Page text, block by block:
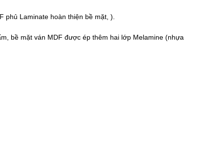
phủ Laminate hoàn thiện bề mặt, ).
bề mặt ván MDF được ép thêm hai lớp Melamine (nhựa